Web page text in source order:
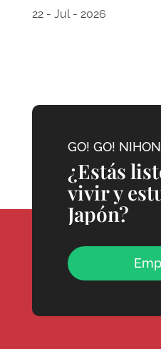
22 - Jul - 2026
GO! GO! NIHON
¿Estás
vivir y
Japón?